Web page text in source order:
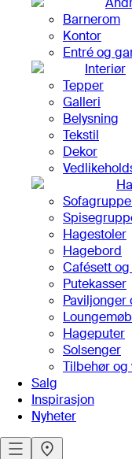
Barnerom
Kontor
Entré og
Interiør
Tepper
Galleri
Belysning
Tekstil
Dekor
Hagestoler
Hagebord
Cafésett
Putekasser
Paviljonger
Hageputer
Solsenger
Tilbehør og
Salg
Inspirasjon
Nyheter